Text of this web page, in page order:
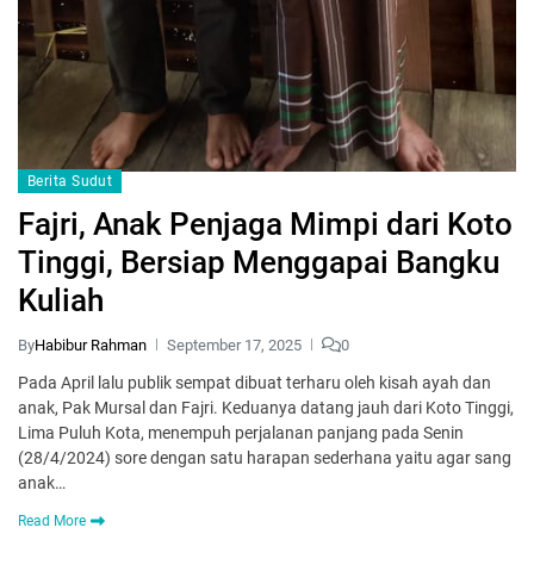
Berita Sudut
Fajri, Anak Penjaga Mimpi dari Koto
Tinggi, Bersiap Menggapai Bangku
Kuliah
ByHabibur Rahman September 17, 2025 0
Pada April lalu publik sempat dibuat terharu oleh kisah ayah dan
anak, Pak Mursal dan Fajri. Keduanya datang jauh dari Koto Tinggi,
Lima Puluh Kota, menempuh perjalanan panjang pada Senin
(28/4/2024) sore dengan satu harapan sederhana yaitu agar sang
anak…
Read More